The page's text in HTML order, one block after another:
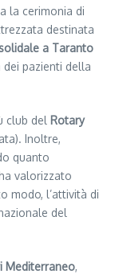
la cerimonia di
destinata
a Taranto
pazienti della
club del Rotary
Inoltre,
quanto
valorizzato
modo, l’attività di
del
Mediterraneo,